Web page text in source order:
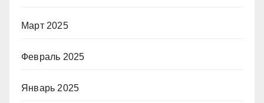
Март 2025
Февраль 2025
Январь 2025